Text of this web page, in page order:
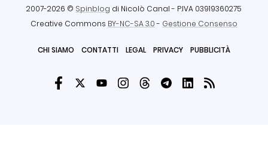
2007-2026 © Spinblog di Nicolò Canal - P.IVA 03919360275
Creative Commons BY-NC-SA 3.0- Gestione Consenso
CHI SIAMO CONTATTI LEGAL PRIVACY PUBBLICITÀ